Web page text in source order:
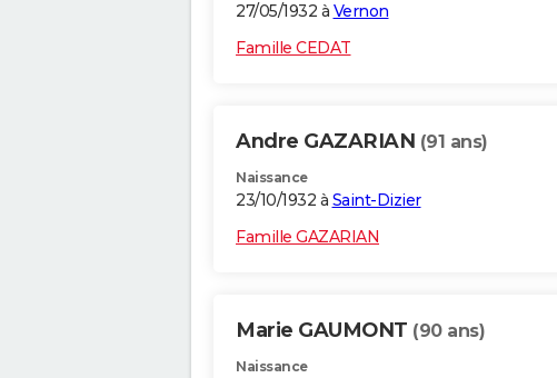
27/05/1932 à Vernon
Famille CEDAT
Andre GAZARIAN (91 ans)
Naissance
23/10/1932 à Saint-Dizier
Famille GAZARIAN
Marie GAUMONT (90 ans)
Naissance